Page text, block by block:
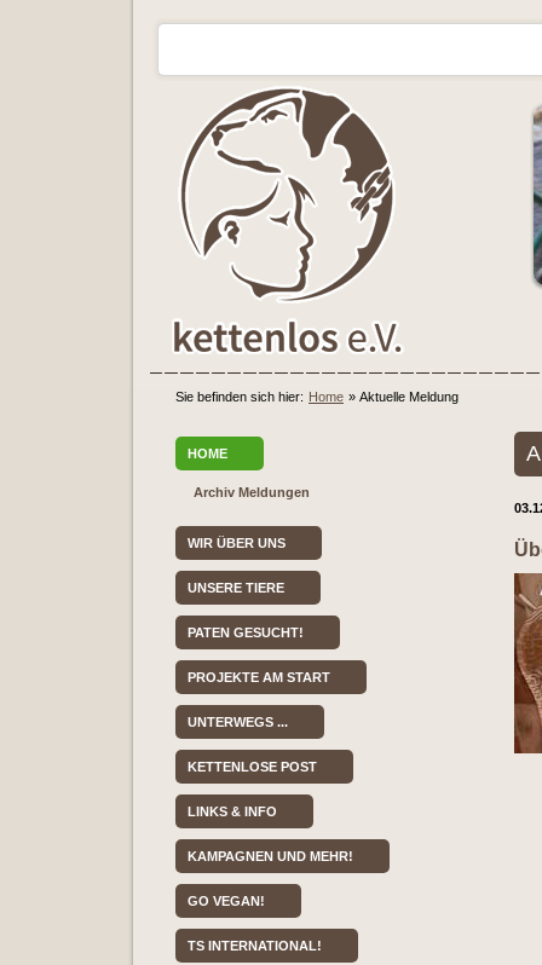
Sie befinden sich hier: Home » Aktuelle Meldung
HOME
Archiv Meldungen
WIR ÜBER UNS
UNSERE TIERE
PATEN GESUCHT!
PROJEKTE AM START
UNTERWEGS ...
KETTENLOSE POST
LINKS & INFO
KAMPAGNEN UND MEHR!
GO VEGAN!
TS INTERNATIONAL!